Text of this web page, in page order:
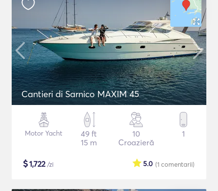
Cantieri di Sarnico MAXIM 45
Motor Yacht
49 ft
15 m
10
Croazieră
1
$1,722/zi (1 comentarii)
5.0